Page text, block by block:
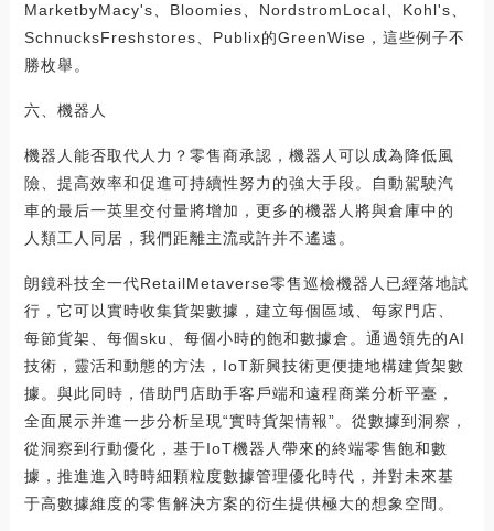
MarketbyMacy's、Bloomies、NordstromLocal、Kohl's、
SchnucksFreshstores、Publix的GreenWise，這些例子不
勝枚舉。
六、機器人
機器人能否取代人力？零售商承認，機器人可以成為降低風
險、提高效率和促進可持續性努力的強大手段。自動駕駛汽
車的最后一英里交付量將增加，更多的機器人將與倉庫中的
人類工人同居，我們距離主流或許并不遙遠。
朗鏡科技全一代RetailMetaverse零售巡檢機器人已經落地試
行，它可以實時收集貨架數據，建立每個區域、每家門店、
每節貨架、每個sku、每個小時的飽和數據倉。通過領先的AI
技術，靈活和動態的方法，IoT新興技術更便捷地構建貨架數
據。與此同時，借助門店助手客戶端和遠程商業分析平臺，
全面展示并進一步分析呈現“實時貨架情報”。從數據到洞察，
從洞察到行動優化，基于IoT機器人帶來的終端零售飽和數
據，推進進入時時細顆粒度數據管理優化時代，并對未來基
于高數據維度的零售解決方案的衍生提供極大的想象空間。